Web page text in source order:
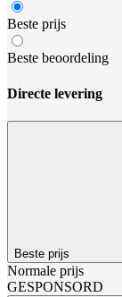
Beste prijs
Beste beoordeling
Directe levering
Beste prijs
Normale prijs
GESPONSORD